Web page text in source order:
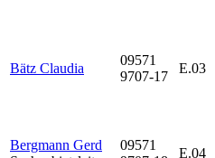
Bätz Claudia
09571
9707-17
E.03
Bergmann Gerd
09571
E.04